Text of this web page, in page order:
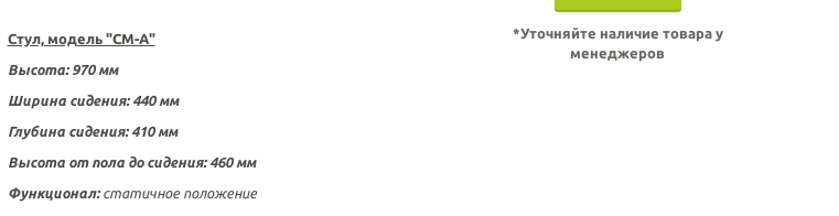
*Уточняйте наличие товара у
менеджеров
Стул, модель "СМ-А"
Высота: 970 мм
Ширина сидения: 440 мм
Глубина сидения: 410 мм
Высота от пола до сидения: 460 мм
Функционал:статичное положение